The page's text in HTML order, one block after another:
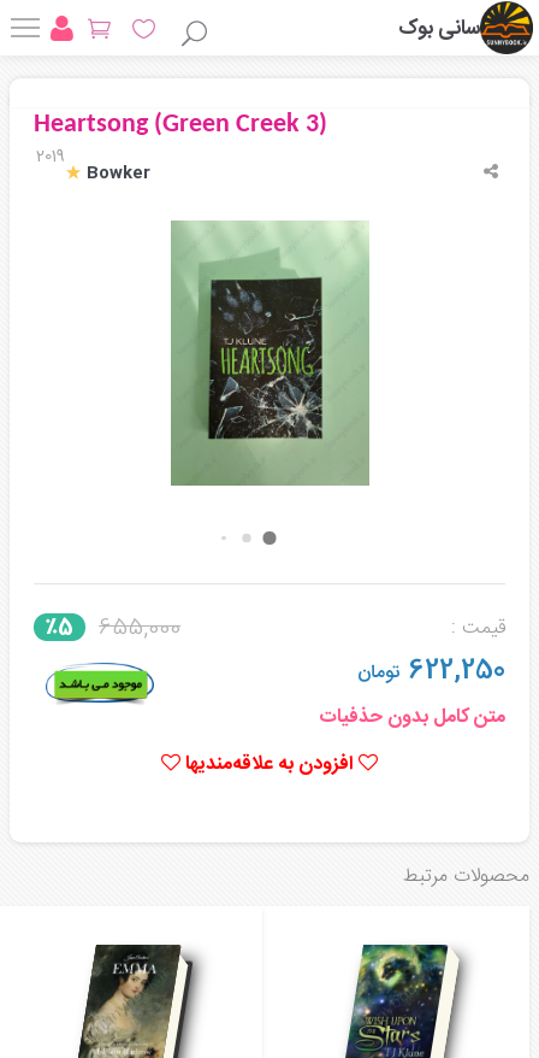
سانی بوک
Heartsong (Green Creek 3)
2019
Bowker
قیمت : 655,000 ٪5
622,250 تومان
متن کامل بدون حذفیات
افزودن به علاقه‌مندیها
محصولات مرتبط